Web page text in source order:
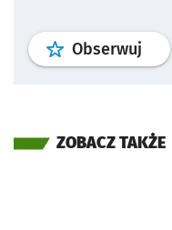
Obserwuj profil
ZOBACZ TAKŻE